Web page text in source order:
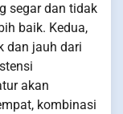
segar dan tidak
baik. Kedua,
dan jauh dari
akan
kombinasi